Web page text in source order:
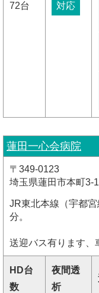
72台 対応
蓮田一心会病院
〒349-0123
埼玉県蓮田市本町3-
JR東北本線（宇都
分。
送迎バス有ります、
HD台
数
夜間透
析